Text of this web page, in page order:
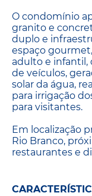
O condomínio
granito e
duplo e
espaço
adulto e infantil,
de veículos,
solar da água,
para irrigação
para visitantes.
Em localização
Rio Branco,
restaurantes e